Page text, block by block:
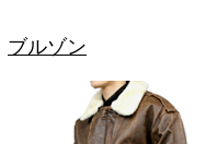
ブルゾン